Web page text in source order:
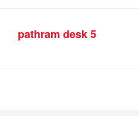
pathram desk 5